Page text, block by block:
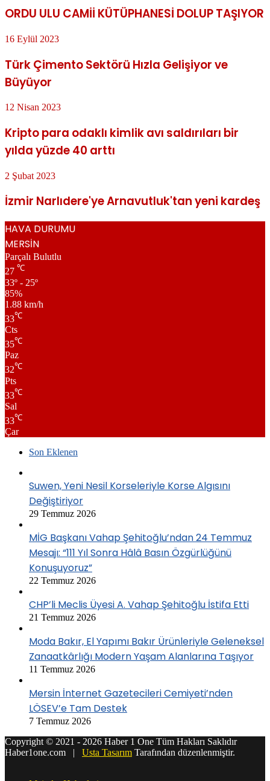
ORDU ULU CAMİİ KÜTÜPHANESİ DOLUP TAŞIYOR
16 Eylül 2023
Türk Çimento Sektörü Hızla Gelişiyor ve
Büyüyor
12 Nisan 2023
Kripto para odaklı kimlik avı saldırıları bir
yılda yüzde 40 arttı
2 Şubat 2023
İzmir Narlıdere'ye Arnavutluk'tan yeni kardeş
HAVA DURUMU
MERSİN
Parçalı Bulutlu
27 ℃
33º - 25º
85%
1.88 km/h
33℃
Cts
35℃
Paz
32℃
Pts
33℃
Sal
33℃
Çar
Son Eklenen
Suwen, Yeni Nesil Korseleriyle Korse Algısını
Değiştiriyor
29 Temmuz 2026
MİG Başkanı Vahap Şehitoğlu’ndan 24 Temmuz
Mesajı: “111 Yıl Sonra Hâlâ Basın Özgürlüğünü
Konuşuyoruz”
22 Temmuz 2026
CHP’li Meclis Üyesi A. Vahap Şehitoğlu İstifa Etti
21 Temmuz 2026
Moda Bakır, El Yapımı Bakır Ürünleriyle Geleneksel
Zanaatkârlığı Modern Yaşam Alanlarına Taşıyor
11 Temmuz 2026
Mersin İnternet Gazetecileri Cemiyeti’nden
LÖSEV’e Tam Destek
7 Temmuz 2026
Copyright © 2021 - 2026 Haber 1 One Tüm Hakları Saklıdır
Haber1one.com | Usta Tasarım Tarafından düzenlenmiştir.